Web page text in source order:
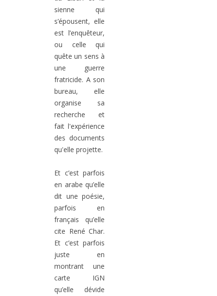
sienne qui
s’épousent, elle
est l’enquêteur,
ou celle qui
quête un sens à
une guerre
fratricide. A son
bureau, elle
organise sa
recherche et
fait l'expérience
des documents
qu'elle projette.
Et c’est parfois
en arabe qu’elle
dit une poésie,
parfois en
français qu’elle
cite René Char.
Et c’est parfois
juste en
montrant une
carte IGN
qu’elle dévide